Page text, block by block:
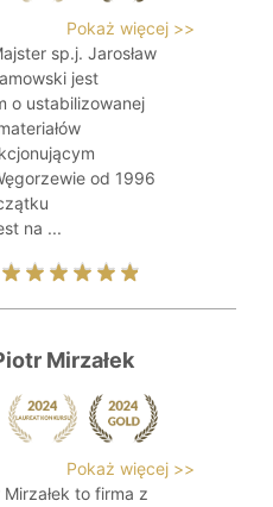
Pokaż więcej >>
sp.j. Jarosław
jest
o ustabilizowanej
od 1996
na ...
Mirzałek
Pokaż więcej >>
to firma z